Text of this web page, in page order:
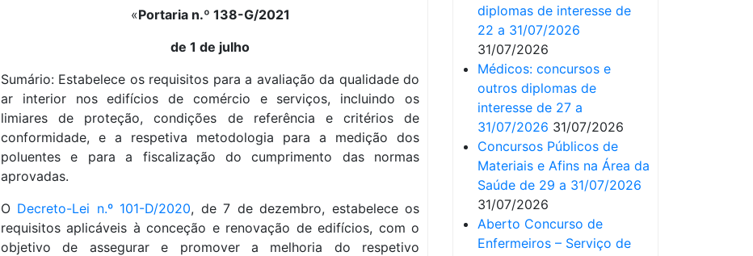
«Portaria n.º 138-G/2021
de 1 de julho
Sumário: Estabelece os requisitos para a avaliação da qualidade do
ar interior nos edifícios de comércio e serviços, incluindo os
limiares de proteção, condições de referência e critérios de
conformidade, e a respetiva metodologia para a medição dos
poluentes e para a fiscalização do cumprimento das normas
aprovadas.
O Decreto-Lei n.º 101-D/2020, de 7 de dezembro, estabelece os
requisitos aplicáveis à conceção e renovação de edifícios, com o
objetivo de assegurar e promover a melhoria do respetivo
diplomas de interesse de
22 a 31/07/2026
31/07/2026
Médicos: concursos e
outros diplomas de
interesse de 27 a
31/07/2026 31/07/2026
Concursos Públicos de
Materiais e Afins na Área da
Saúde de 29 a 31/07/2026
31/07/2026
Aberto Concurso de
Enfermeiros – Serviço de